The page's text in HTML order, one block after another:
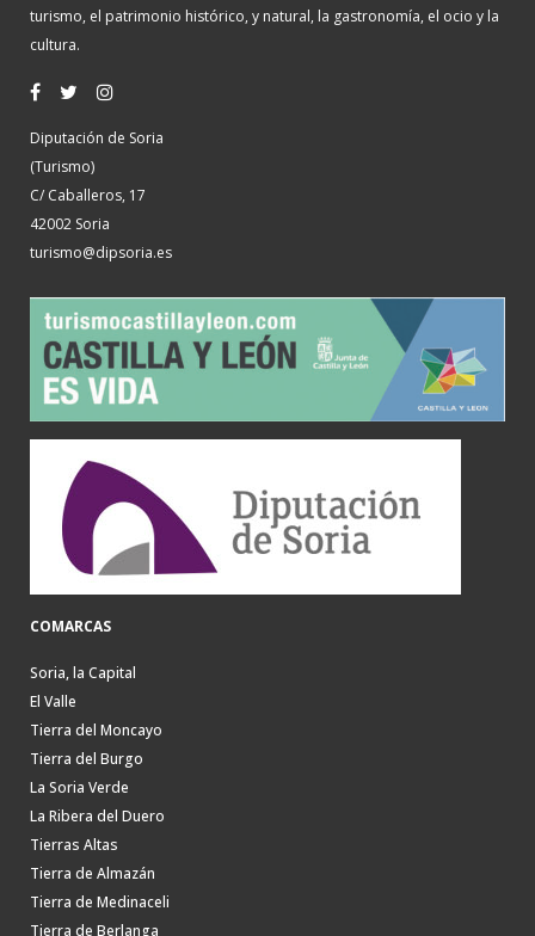
turismo, el patrimonio histórico, y natural, la gastronomía, el ocio y la
cultura.
Diputación de Soria
(Turismo)
C/ Caballeros, 17
42002 Soria
turismo@dipsoria.es
COMARCAS
Soria, la Capital
El Valle
Tierra del Moncayo
Tierra del Burgo
La Soria Verde
La Ribera del Duero
Tierras Altas
Tierra de Almazán
Tierra de Medinaceli
Tierra de Berlanga